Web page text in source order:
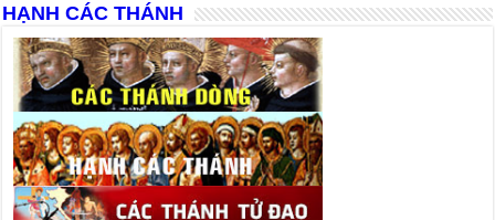
HẠNH CÁC THÁNH